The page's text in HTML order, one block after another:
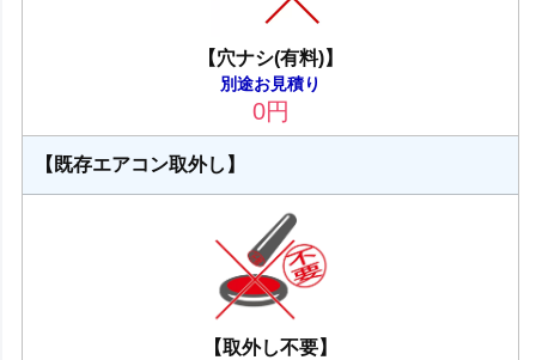
【穴ナシ(有料)】
別途お見積り
0円
【既存エアコン取外し】
【取外し不要】